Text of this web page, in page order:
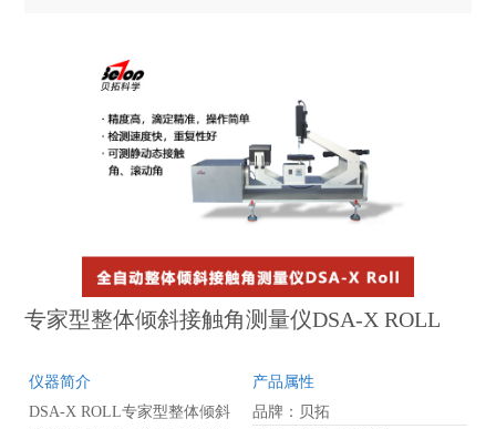
触角测量仪DSA-X结合了人体
工程学，提供人性化的自动化
进样调节、样品台调节、光学
系统调节等，使测试变得更精
确，更快速及更高效！
专家型整体倾斜接触角测量仪DSA-X ROLL
仪器简介
DSA-X ROLL专家型整体倾斜
产品属性
品牌：贝拓